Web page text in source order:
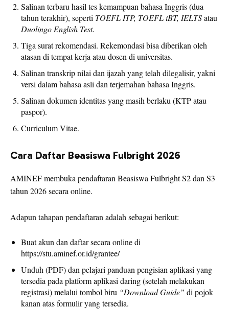
Salinan terbaru hasil tes kemampuan bahasa Inggris (dua
tahun terakhir), seperti TOEFL ITP, TOEFL iBT, IELTSatau
Duolingo English Test.
Tiga surat rekomendasi. Rekemondasi bisa diberikan oleh
atasan di tempat kerja atau dosen di universitas.
Salinan transkrip nilai dan ijazah yang telah dilegalisir, yakni
versi dalam bahasa asli dan terjemahan bahasa Inggris.
Salinan dokumen identitas yang masih berlaku (KTP atau
paspor).
Curriculum Vitae.
Cara Daftar Beasiswa Fulbright 2026
AMINEFmembuka pendaftaran Beasiswa Fulbright S2 dan S3
tahun 2026 secara online.
Adapun tahapan pendaftaran adalah sebagai berikut:
Buat akun dan daftar secara online di
https://stu.aminef.or.id/grantee/
Unduh (PDF) dan pelajari panduan pengisian aplikasi yang
tersedia pada platform aplikasi daring (setelah melakukan
registrasi) melalui tombol biru “Download Guide” di pojok
kanan atas formulir yang tersedia.